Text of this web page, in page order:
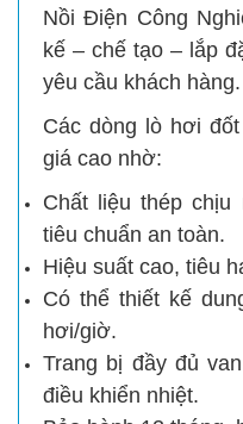
Nồi Điện Công
kế – chế tạo – lắp
yêu cầu khách hàng.
Các dòng lò hơi
giá cao nhờ:
Chất liệu thép chịu
tiêu chuẩn an toàn.
Hiệu suất cao, tiêu
Có thể thiết kế
hơi/giờ.
Trang bị đầy đủ
điều khiển nhiệt.